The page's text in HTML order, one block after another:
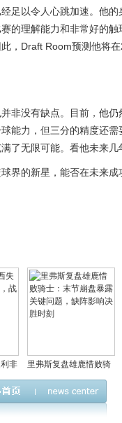
足以令人心跳加速。他
的理解能力和非常好的
，Draft Room预测他将
非没有缺点。目前，他
能力，但三分的精度还
了无限可能。看他未来
界的新星，能否在未来
非
方
里弗斯复盘雄鹿惜败骑
士：末节崩盘暴露关键
问题，缺阵影响决胜时